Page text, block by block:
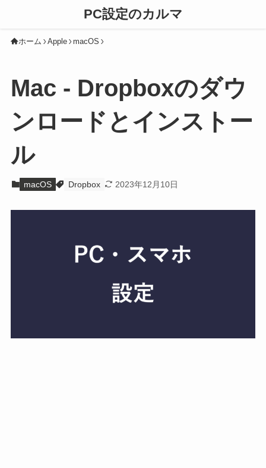
PC設定のカルマ
ホーム Apple macOS
Mac - Dropboxのダウ
ンロードとインストー
ル
macOS Dropbox 2023年12月10日